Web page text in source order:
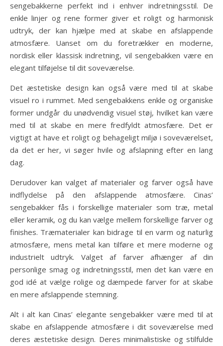
sengebakkerne perfekt ind i enhver indretningsstil. De
enkle linjer og rene former giver et roligt og harmonisk
udtryk, der kan hjælpe med at skabe en afslappende
atmosfære. Uanset om du foretrækker en moderne,
nordisk eller klassisk indretning, vil sengebakken være en
elegant tilføjelse til dit soveværelse.
Det æstetiske design kan også være med til at skabe
visuel ro i rummet. Med sengebakkens enkle og organiske
former undgår du unødvendig visuel støj, hvilket kan være
med til at skabe en mere fredfyldt atmosfære. Det er
vigtigt at have et roligt og behageligt miljø i soveværelset,
da det er her, vi søger hvile og afslapning efter en lang
dag.
Derudover kan valget af materialer og farver også have
indflydelse på den afslappende atmosfære. Cinas’
sengebakker fås i forskellige materialer som træ, metal
eller keramik, og du kan vælge mellem forskellige farver og
finishes. Træmaterialer kan bidrage til en varm og naturlig
atmosfære, mens metal kan tilføre et mere moderne og
industrielt udtryk. Valget af farver afhænger af din
personlige smag og indretningsstil, men det kan være en
god idé at vælge rolige og dæmpede farver for at skabe
en mere afslappende stemning.
Alt i alt kan Cinas’ elegante sengebakker være med til at
skabe en afslappende atmosfære i dit soveværelse med
deres æstetiske design. Deres minimalistiske og stilfulde